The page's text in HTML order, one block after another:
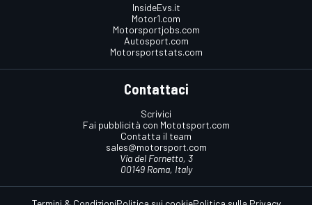
InsideEvs.it
Motor1.com
Motorsportjobs.com
Autosport.com
Motorsportstats.com
Contattaci
Scrivici
Fai pubblicità con Mototsport.com
Contatta il team
sales@motorsport.com
Via del Fornetto, 3
00149 Roma, Italy